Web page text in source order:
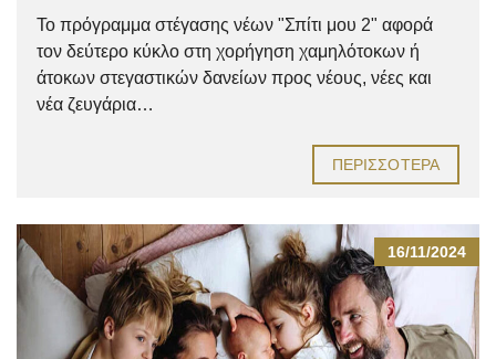
Το πρόγραμμα στέγασης νέων "Σπίτι μου 2" αφορά
τον δεύτερο κύκλο στη χορήγηση χαμηλότοκων ή
άτοκων στεγαστικών δανείων προς νέους, νέες και
νέα ζευγάρια…
ΠΕΡΙΣΣΌΤΕΡΑ
16/11/2024